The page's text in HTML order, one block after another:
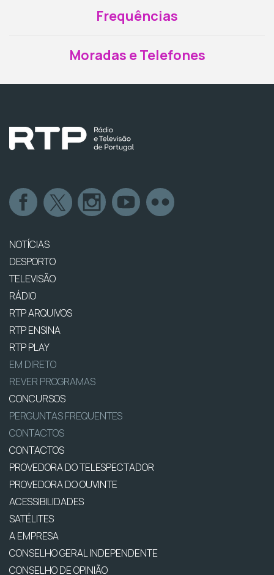
Frequências
Moradas e Telefones
NOTÍCIAS
DESPORTO
TELEVISÃO
RÁDIO
RTP ARQUIVOS
RTP ENSINA
RTP PLAY
EM DIRETO
REVER PROGRAMAS
CONCURSOS
PERGUNTAS FREQUENTES
CONTACTOS
CONTACTOS
PROVEDORA DO TELESPECTADOR
PROVEDORA DO OUVINTE
ACESSIBILIDADES
SATÉLITES
A EMPRESA
CONSELHO GERAL INDEPENDENTE
CONSELHO DE OPINIÃO